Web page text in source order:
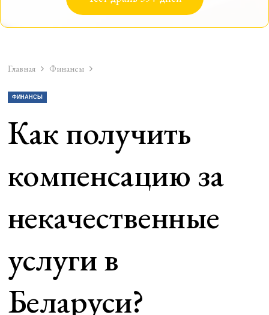
Главная Финансы
ФИНАНСЫ
Как получить
компенсацию за
некачественные
услуги в
Беларуси?